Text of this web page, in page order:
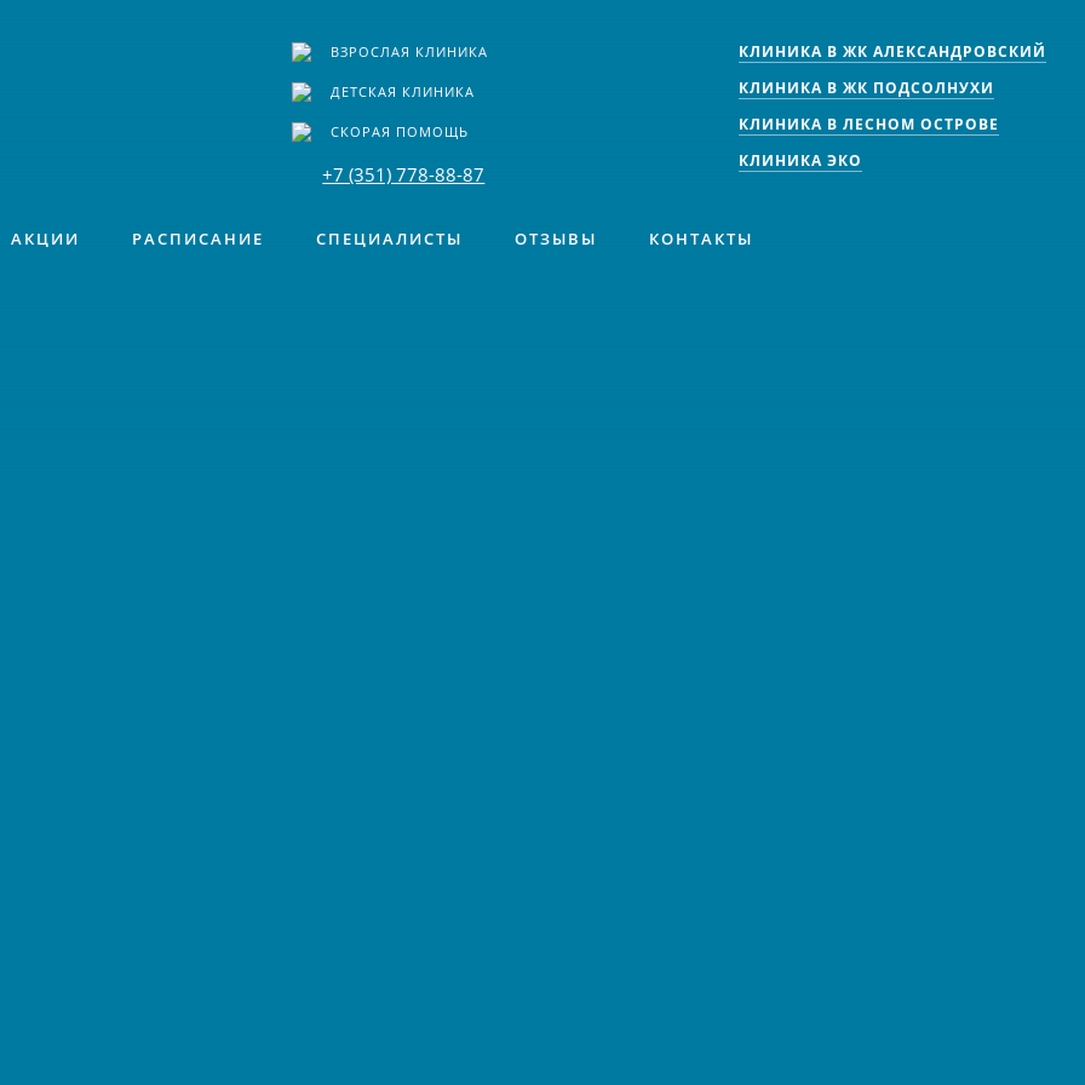
ВЗРОСЛАЯ КЛИНИКА
ДЕТСКАЯ КЛИНИКА
СКОРАЯ ПОМОЩЬ
+7 (351) 778-88-87
КЛИНИКА В ЖК АЛЕКСАНДРОВСКИЙ
КЛИНИКА В ЖК ПОДСОЛНУХИ
КЛИНИКА В ЛЕСНОМ ОСТРОВЕ
КЛИНИКА ЭКО
АКЦИИ РАСПИСАНИЕ СПЕЦИАЛИСТЫ ОТЗЫВЫ КОНТАКТЫ